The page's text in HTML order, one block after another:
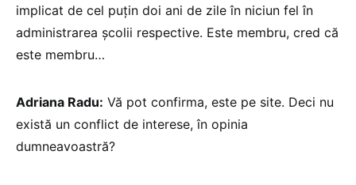
implicat de cel puțin doi ani de zile în niciun fel în
administrarea școlii respective. Este membru, cred că
este membru…
Adriana Radu: Vă pot confirma, este pe site. Deci nu
există un conflict de interese, în opinia
dumneavoastră?